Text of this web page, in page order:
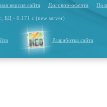
версия сайта Договор-оферта
БД - 0.171 с (new server)
Разработка сайта